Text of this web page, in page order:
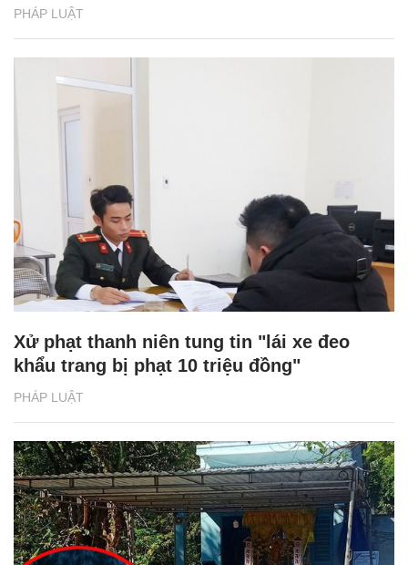
PHÁP LUẬT
PHÁP LUẬT
Xử phạt thanh niên tung tin "lái xe đeo
khẩu trang bị phạt 10 triệu đồng"